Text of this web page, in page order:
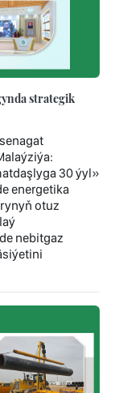
strategik
30 ýyl»
energetika
otuz
nebitgaz